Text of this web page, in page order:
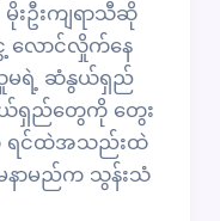
ဦးကျရာသီဆို
လောင်လှိုက်နေ
မရဲ့ ဆံနွယ်ရှည်
ရှည်တွေကို​ တွေး
ရင်ထဲအသည်းထဲ
နာမည်က သွန်းသံ